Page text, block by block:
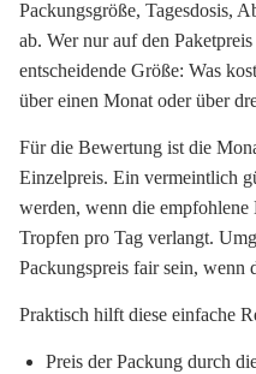
Packungsgröße, Tagesdosis,
ab. Wer nur auf den
entscheidende Größe: Was
über einen Monat oder über
Für die Bewertung ist die
Einzelpreis. Ein vermeintlich
werden, wenn die empfohlene
Tropfen pro Tag verlangt.
Packungspreis fair sein, wenn
Praktisch hilft diese einfache
Preis der Packung durch